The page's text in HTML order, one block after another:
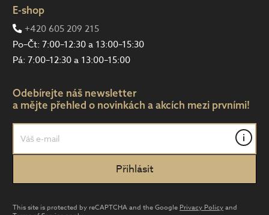
E-shop
+420 605 209 215
Po–Čt: 7:00–12:30 a 13:00–15:30
Pá: 7:00–12:30 a 13:00–15:00
Odebírejte náš newsletter
a mějte přehled o novinkách a akcích mezi prvními!
i
This site is protected by reCAPTCHA and the Google Privacy Policyand